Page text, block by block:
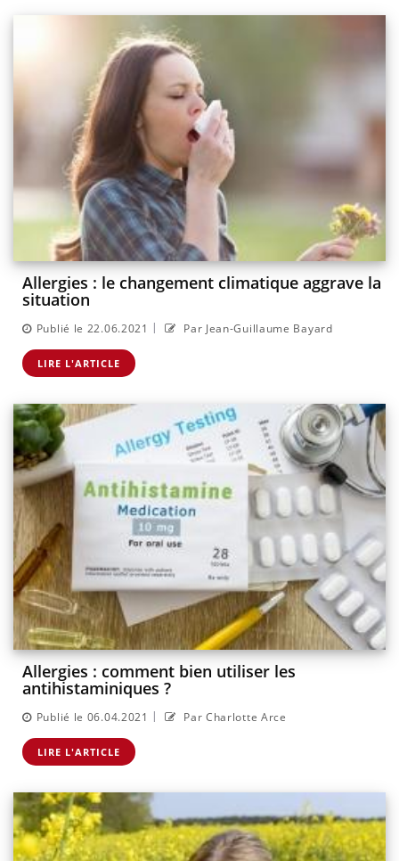
Allergies : le changement climatique aggrave la
situation
Publié le 22.06.2021 | Par Jean-Guillaume Bayard
LIRE L'ARTICLE
Allergies : comment bien utiliser les
antihistaminiques ?
Publié le 06.04.2021 | Par Charlotte Arce
LIRE L'ARTICLE